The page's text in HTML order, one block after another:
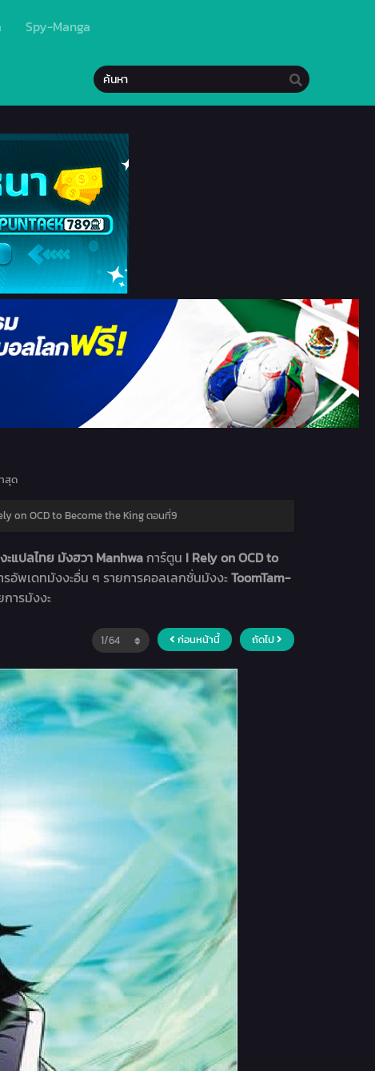
Spy-Manga
สุด
on OCD to Become the King ตอนที่9
แปลไทย มังฮวา Manhwaการ์ตูน I Rely on OCD to
อัพเดทมังงะอื่น ๆ รายการคอลเลกชั่นมังงะToomTam-
การมังงะ
ก่อนหน้านี้ ถัดไป